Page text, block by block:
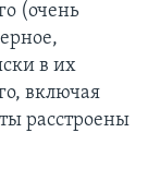
(очень
в их
включая
расстроены